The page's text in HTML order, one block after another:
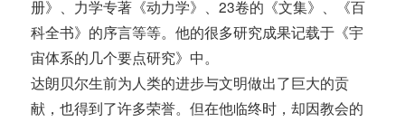
册》、力学专著《动力学》、23卷的《文集》、《百
科全书》的序言等等。他的很多研究成果记载于《宇
宙体系的几个要点研究》中。
达朗贝尔生前为人类的进步与文明做出了巨大的贡
献，也得到了许多荣誉。但在他临终时，却因教会的